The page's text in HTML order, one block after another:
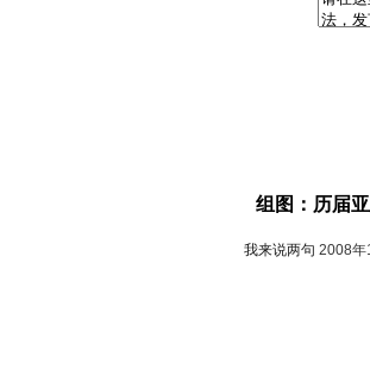
组图：历届
我来说两句 2008年